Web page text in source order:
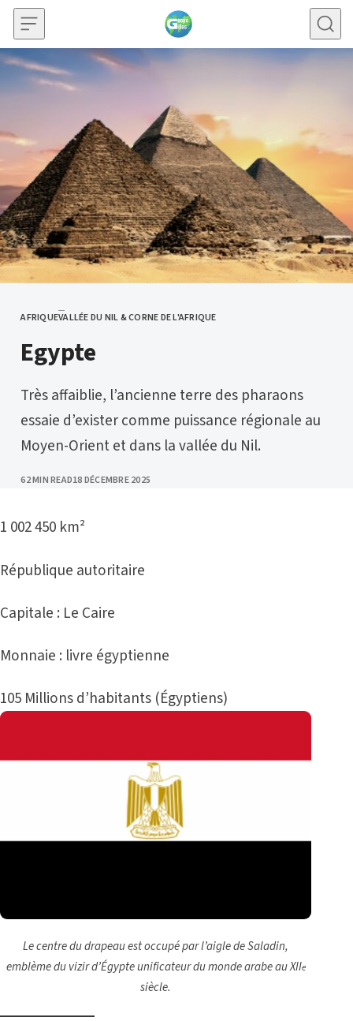
Skip to content
CATEGORY
AFRIQUEVALLÉE DU NIL & CORNE DE L'AFRIQUE
Egypte
Très affaiblie, l’ancienne terre des pharaons
essaie d’exister comme puissance régionale au
Moyen-Orient et dans la vallée du Nil.
62 MIN READPUBLISHED
18 DÉCEMBRE 2025
1 002 450 km²
République autoritaire
Capitale : Le Caire
Monnaie : livre égyptienne
105 Millions d’habitants (Égyptiens)
Le centre du drapeau est occupé par l’aigle de Saladin,
emblème du vizir d’Égypte unificateur du monde arabe au XIIe
siècle.